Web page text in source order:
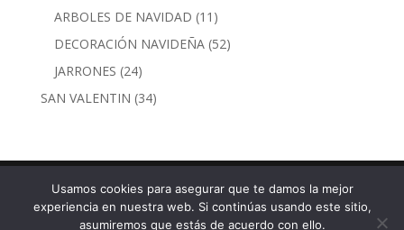
productos
ARBOLES DE NAVIDAD 11 11
productos
DECORACIÓN NAVIDEÑA 5252
JARRONES 2424
productos
SAN VALENTIN 3434
Calle Torre Nueva, 30 · 50003 Zaragoza - Tel. 976 29
Usamos cookies para asegurar que te damos la mejor
experiencia en nuestra web. Si continúas usando este sitio,
asumiremos que estás de acuerdo con ello.